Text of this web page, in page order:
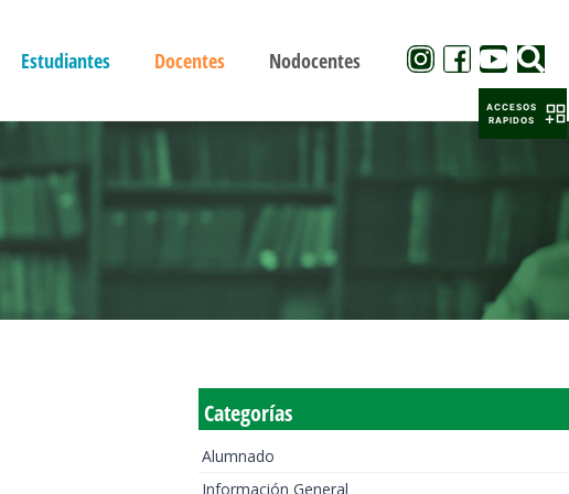
Estudiantes Docentes Nodocentes
Categorías
Alumnado
Información General
ACCESOS
RAPIDOS